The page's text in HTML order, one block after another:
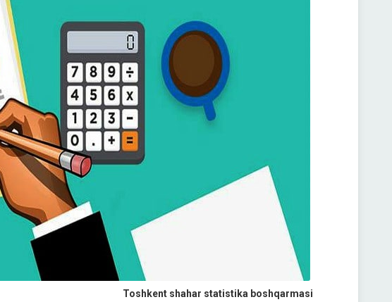
Toshkent shahar statistika boshqarmasi